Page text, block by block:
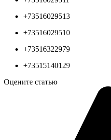
+73516029513
+73516029510
+73516322979
+73515140129
Оцените статью